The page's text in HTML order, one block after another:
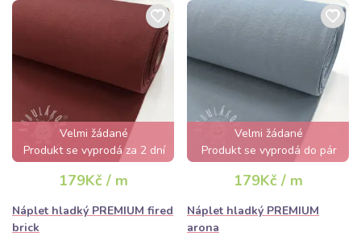
Velmi žádané
Produkt se vyprodá za 2 dní
179Kč / m
Náplet hladký PREMIUM fired
brick
Velmi žádané
Produkt se vyprodá do pár
hodin
179Kč / m
Náplet hladký PREMIUM
arona